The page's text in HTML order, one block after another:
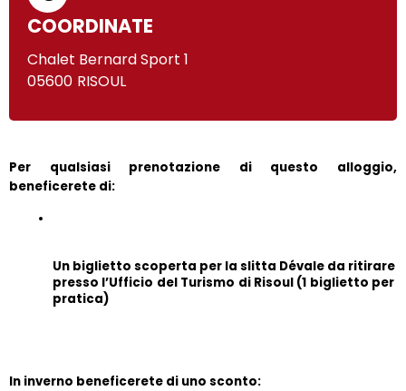
COORDINATE
Chalet Bernard Sport 1
05600 RISOUL
Per qualsiasi prenotazione di questo alloggio,
beneficerete di:
Un biglietto scoperta per la slitta Dévale da ritirare
presso l’Ufficio del Turismo di Risoul (1 biglietto per
pratica)
In inverno beneficerete di uno sconto: